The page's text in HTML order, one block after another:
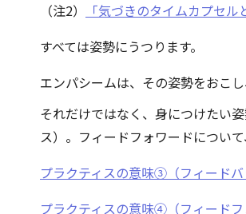
（注2） 「気づきのタイムカプセル
すべては姿勢にうつります。
エンパシームは、その姿勢をおこ
それだけではなく、身につけたい
ス）。フィードフォワードについ
プラクティスの意味③（フィードバ
プラクティスの意味④（フィードフ